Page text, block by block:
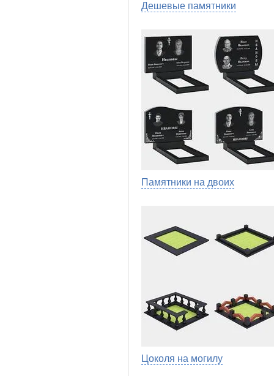
Дешевые памятники
Памятники на двоих
Цоколя на могилу